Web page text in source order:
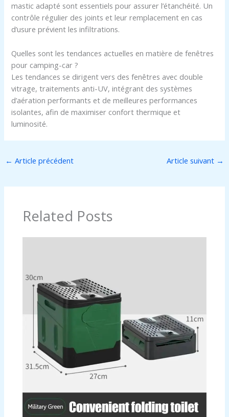
mastic adapté sont essentiels pour assurer l’étanchéité. Un
contrôle régulier des joints et leur remplacement en cas
d’usure prévient les infiltrations.
Quelles sont les tendances actuelles en matière de fenêtres
pour camping-car ?
Les tendances se dirigent vers des fenêtres avec double
vitrage, traitements anti-UV, intégrant des systèmes
d’aération performants et de meilleures performances
isolantes, afin de maximiser confort thermique et
luminosité.
← Article précédent Article suivant →
Related Posts